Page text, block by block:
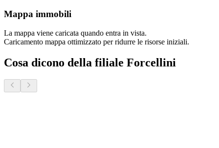
Mappa immobili
La mappa viene caricata quando entra in vista.
Caricamento mappa ottimizzato per ridurre le risorse iniziali.
Cosa dicono della filiale Forcellini